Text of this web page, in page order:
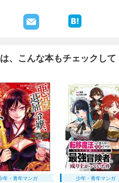
、こんな本もチェックして
年・青年マンガ 少年・青年マンガ